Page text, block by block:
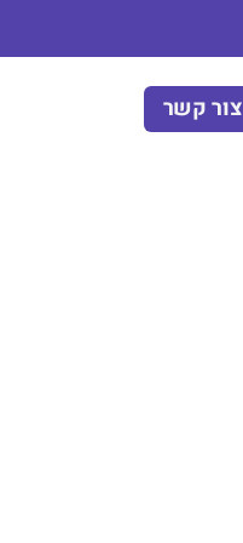
צור קשר